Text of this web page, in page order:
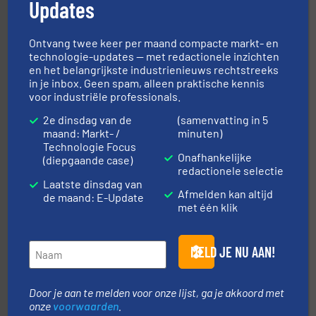
Wereldwijd opererend specialist in innovatieve
procestechnologie en stortgoedtechnologie. “
Robbe Industries nv
Sinds 1845 is Robbe Industries nv gespecialiseerd in
weeg-, verpakking- en transportprocessen die klanten
in verschillende sectoren hebben geholpen.Meer info
Updates
Ontvang twee keer per maand compacte markt- en
technologie-updates — met redactionele inzichten
en het belangrijkste industrienieuws rechtstreeks
in je inbox. Geen spam, alleen praktische kennis
voor industriële professionals.
2e dinsdag van de
maand: Markt- /
Technologie Focus
(diepgaande case)
Laatste dinsdag van
de maand: E-Update
(samenvatting in 5
minuten)
Onafhankelijke
redactionele selectie
Afmelden kan altijd
met één klik
MELD JE NU AAN!
Door je aan te melden voor onze lijst, ga je akkoord met
onze voorwaarden